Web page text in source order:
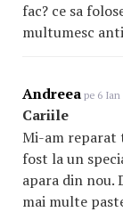
fac? ce sa
multumesc
Andreea pe 6 Ian
Cariile
Mi-am reparat
fost la un
apara din nou.
mai multe